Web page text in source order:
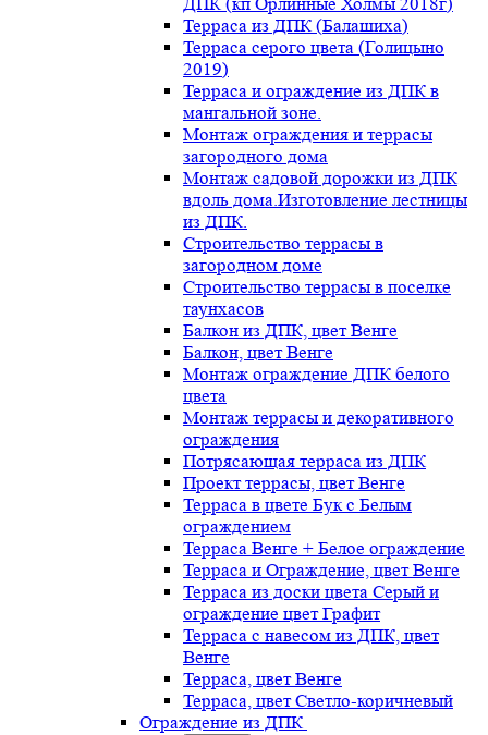
Терраса из ДПК (Балашиха)
Терраса серого цвета (Голицыно
2019)
Терраса и ограждение из ДПК в
мангальной зоне.
Монтаж ограждения и террасы
загородного дома
Монтаж садовой дорожки из ДПК
вдоль дома.Изготовление лестницы
из ДПК.
Строительство террасы в
загородном доме
Строительство террасы в поселке
таунхасов
Балкон из ДПК, цвет Венге
Балкон, цвет Венге
Монтаж ограждение ДПК белого
цвета
Монтаж террасы и декоративного
ограждения
Потрясающая терраса из ДПК
Проект террасы, цвет Венге
Терраса в цвете Бук с Белым
ограждением
Терраса Венге + Белое ограждение
Терраса и Ограждение, цвет Венге
Терраса из доски цвета Серый и
ограждение цвет Графит
Терраса с навесом из ДПК, цвет
Венге
Терраса, цвет Венге
Терраса, цвет Светло-коричневый
Ограждение из ДПК